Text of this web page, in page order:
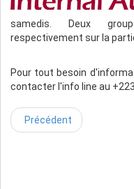
samedis. Deux
respectivement sur la
Pour tout besoin
contacter l'info line au
Précédent